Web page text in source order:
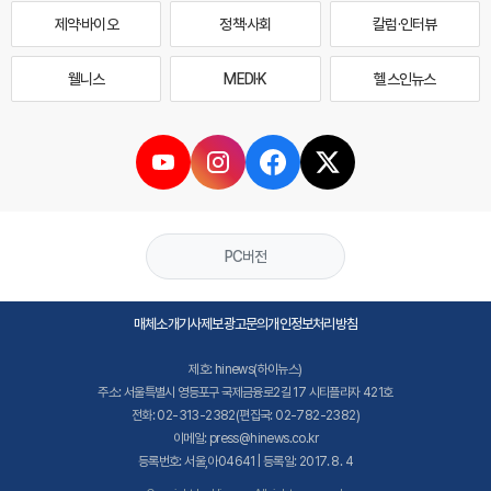
제약·바이오 정책·사회 칼럼·인터뷰
웰니스 MEDI·K 헬스인뉴스
PC버전
매체소개기사제보광고문의개인정보처리방침
제호: hinews(하이뉴스)
주소: 서울특별시 영등포구 국제금융로2길 17 시티플라자 421호
전화: 02-313-2382(편집국: 02-782-2382)
이메일: press@hinews.co.kr
등록번호: 서울,아04641 | 등록일: 2017. 8. 4